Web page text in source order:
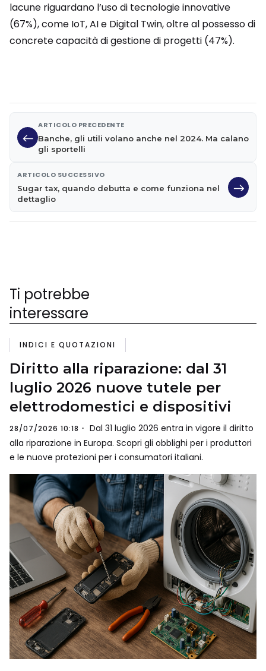
lacune riguardano l’uso di tecnologie innovative
(67%), come IoT, AI e Digital Twin, oltre al possesso di
concrete capacità di gestione di progetti (47%).
ARTICOLO PRECEDENTE
Banche, gli utili volano anche nel 2024. Ma calano
gli sportelli
ARTICOLO SUCCESSIVO
Sugar tax, quando debutta e come funziona nel
dettaglio
Ti potrebbe
interessare
INDICI E QUOTAZIONI
Diritto alla riparazione: dal 31
luglio 2026 nuove tutele per
elettrodomestici e dispositivi
28/07/2026 10:18
Dal 31 luglio 2026 entra in vigore il diritto
alla riparazione in Europa. Scopri gli obblighi per i produttori
e le nuove protezioni per i consumatori italiani.